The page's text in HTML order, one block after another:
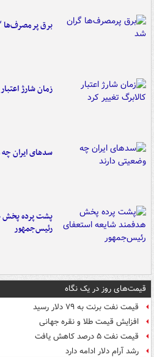
برق پرمصرف‌ها
زمان شارژ
سدهای ایران
پشت پرده پخش
رئیس‌جمهور
قیمت‌های روز در یک نگاه
قیمت نفت برنت به ۷۹ دلار رسید
افزایش قیمت طلا و نقره جهانی
قیمت نفت ۵ درصد کاهش یافت
رشد آرام دلار ادامه دارد